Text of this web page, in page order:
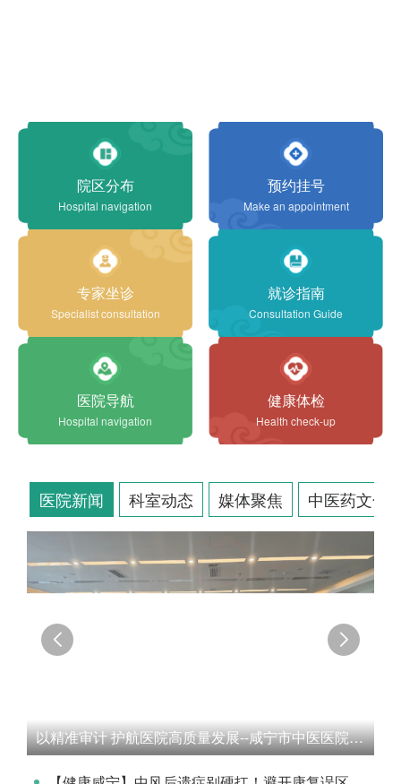
院区分布
Hospital navigation
预约挂号
Make an appointment
专家坐诊
Specialist consultation
就诊指南
Consultation Guide
医院导航
Hospital navigation
健康体检
Health check-up
医院新闻 科室动态 媒体聚焦 中医药文化
以精准审计 护航医院高质量发展--咸宁市中医医院召开审计委员会工作会议